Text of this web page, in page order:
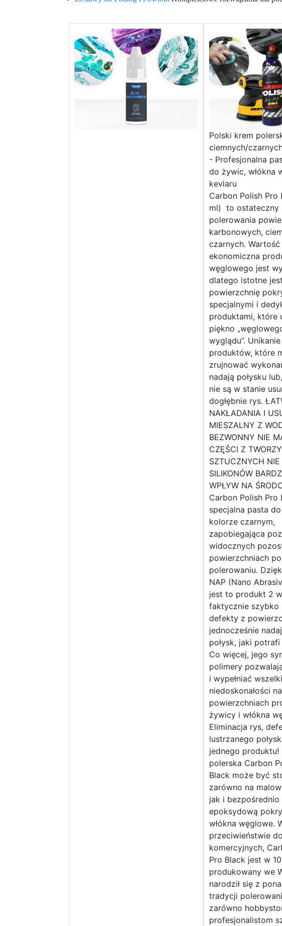
Polski krem
ciemnych/
- Profesjonalna
do żywic, włókna
kevlaru
Carbon Polish Pro
ml) to ostateczny
polerowania
karbonowych,
czarnych.
ekonomiczna
węglowego jest
dlatego istotne
powierzchnię
specjalnymi i
produktami, które
piękno
wyglądu”.
produktów, które
zrujnować
nadają połysku
nie są w stanie
dogłębnie rys.
NAKŁADANIA I
MIESZALNY Z
BEZWONNY NIE
CZĘŚCI Z
SZTUCZNYCH NIE
SILIKONÓW
WPŁYW NA
Carbon Polish Pro
specjalna pasta
kolorze czarnym,
zapobiegająca
widocznych
powierzchniach po
polerowaniu.
NAP (Nano
jest to produkt 2
faktycznie szybko
defekty z
jednocześnie
połysk, jaki
Co więcej, jego
polimery
i wypełniać
niedoskonałości na
powierzchniach
żywicy i włókna
Eliminacja rys,
lustrzanego
jednego produktu!
polerska Carbon
Black może być
zarówno na
jak i
epoksydową
włókna węglowe.
przeciwieństwie
komercyjnych,
Pro Black jest w
produkowany we
narodził się z
tradycji
zarówno
profesjonalistom